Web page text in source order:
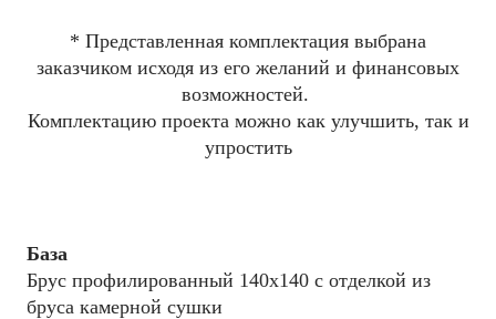
* Представленная комплектация выбрана
заказчиком исходя из его желаний и финансовых
возможностей.
Комплектацию проекта можно как улучшить, так и
упростить
База
Брус профилированный 140x140 с отделкой из
бруса камерной сушки